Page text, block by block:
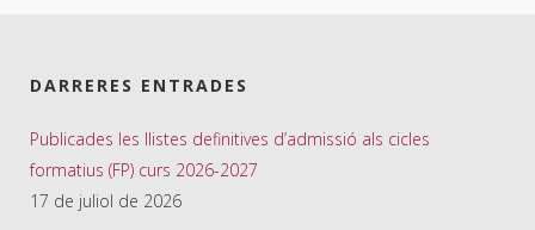
DARRERES ENTRADES
Publicades les llistes definitives d’admissió als cicles
formatius (FP) curs 2026-2027
17 de juliol de 2026